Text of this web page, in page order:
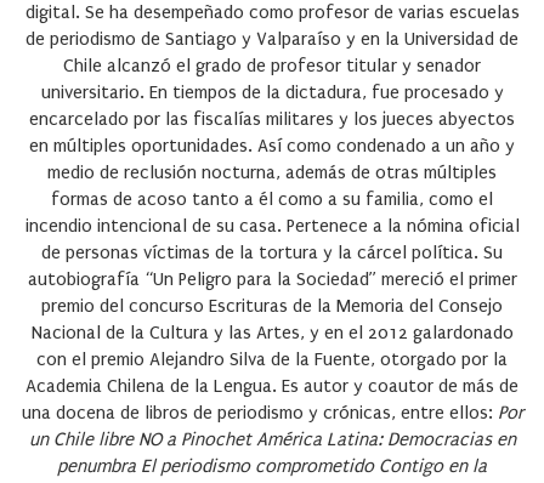
digital. Se ha desempeñado como profesor de varias escuelas
de periodismo de Santiago y Valparaíso y en la Universidad de
Chile alcanzó el grado de profesor titular y senador
universitario. En tiempos de la dictadura, fue procesado y
encarcelado por las fiscalías militares y los jueces abyectos
en múltiples oportunidades. Así como condenado a un año y
medio de reclusión nocturna, además de otras múltiples
formas de acoso tanto a él como a su familia, como el
incendio intencional de su casa. Pertenece a la nómina oficial
de personas víctimas de la tortura y la cárcel política. Su
autobiografía “Un Peligro para la Sociedad” mereció el primer
premio del concurso Escrituras de la Memoria del Consejo
Nacional de la Cultura y las Artes, y en el 2012 galardonado
con el premio Alejandro Silva de la Fuente, otorgado por la
Academia Chilena de la Lengua. Es autor y coautor de más de
una docena de libros de periodismo y crónicas, entre ellos: Por
un Chile libre NO a Pinochet América Latina: Democracias en
penumbra El periodismo comprometido Contigo en la